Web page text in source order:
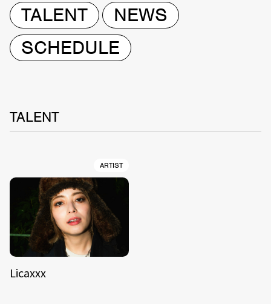
TALENT
NEWS
SCHEDULE
TALENT
ARTIST
Licaxxx